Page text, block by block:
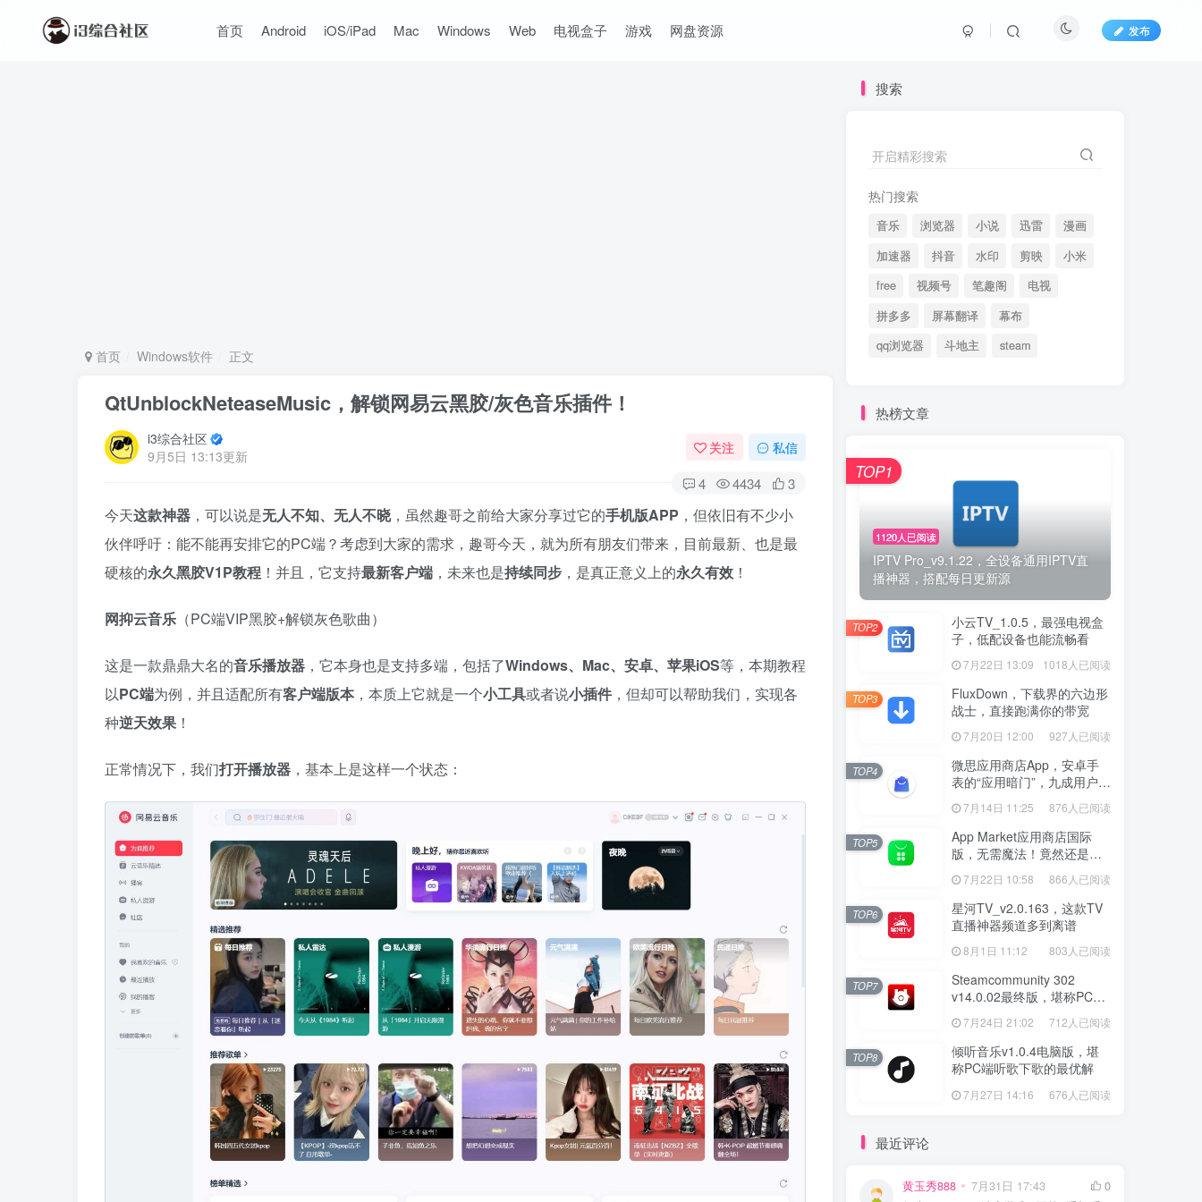
首页 Android iOS/iPad Mac Windows Web 电视盒子 游戏 网盘资源 发布
首页 Windows软件 正文
QtUnblockNeteaseMusic，解锁网易云黑胶/灰色音乐插件！
i3综合社区
9月5日 13:13更新
关注 私信
4 4434 3
今天这款神器 ，可以说是无人不知、无人不晓，虽然趣哥之前给大家分享过它的手机版APP ，但依旧有不少小
伙伴呼吁：能不能再安排它的PC端？考虑到大家的需求，趣哥今天，就为所有朋友们带来，目前最新、也是最
硬核的永久黑胶V1P教程 ！并且，它支持最新客户端 ，未来也是持续同步 ，是真正意义上的永久有效 ！
网抑云音乐 （PC端VIP黑胶+解锁灰色歌曲）
这是一款鼎鼎大名的音乐播放器 ，它本身也是支持多端，包括了Windows、Mac、安卓、苹果iOS等，本期教程
以PC端为例，并且适配所有客户端版本，本质上它就是一个小工具或者说小插件 ，但却可以帮助我们，实现各
种逆天效果 ！
正常情况下，我们打开播放器 ，基本上是这样一个状态：
搜索
开启精彩搜索
热门搜索
音乐 浏览器 小说 迅雷
漫画
加速器
抖音 水印 剪映
小米
free
视频号 笔趣阁
电视
拼多多
屏幕翻译
幕布
qq浏览器
斗地主 steam
热榜文章
1120人已阅读
IPTV Pro_v9.1.22，全设备通用IPTV直
播神器，搭配每日更新源
TOP1
小云TV_1.0.5，最强电视盒
子，低配设备也能流畅看
7月22日 13:09 1018人已阅读
TOP2
FluxDown，下载界的六边形
战士，直接跑满你的带宽
7月20日 12:00 927人已阅读
TOP3
微思应用商店App，安卓手
表的“应用暗门”，九成用户还
没发现
7月14日 11:25 876人已阅读
TOP4
App Market应用商店国际
版，无需魔法！竟然还是大
厂出品？
7月22日 10:58 866人已阅读
TOP5
星河TV_v2.0.163，这款TV
直播神器频道多到离谱
8月1日 11:12 803人已阅读
TOP6
Steamcommunity 302
v14.0.02最终版，堪称PC玩
家必备的网络工具箱
7月24日 21:02 712人已阅读
TOP7
倾听音乐v1.0.4电脑版，堪
称PC端听歌下歌的最优解
7月27日 14:16 676人已阅读
TOP8
最近评论
黄玉秀888 7月31日 17:43
0